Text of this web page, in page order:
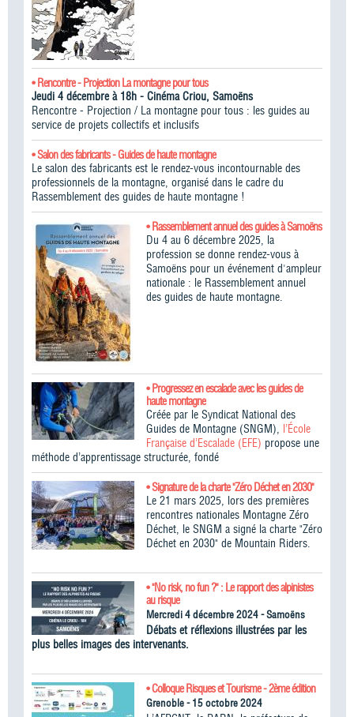
• Rencontre - Projection La montagne pour tous
Jeudi 4 décembre à 18h - Cinéma Criou, Samoëns
Rencontre - Projection / La montagne pour tous : les guides au
service de projets collectifs et inclusifs
• Salon des fabricants - Guides de haute montagne
Le salon des fabricants est le rendez-vous incontournable des
professionnels de la montagne, organisé dans le cadre du
Rassemblement des guides de haute montagne !​
• Rassemblement annuel des guides à Samoëns
Du 4 au 6 décembre 2025, la
profession se donne rendez-vous à
Samoëns pour un événement d'ampleur
nationale : le Rassemblement annuel
des guides de haute montagne.
• Progressez en escalade avec les guides de
haute montagne
Créée par le Syndicat National des
Guides de Montagne (SNGM), l’École
Française d’Escalade (EFE) propose une
méthode d’apprentissage structurée, fondé
• Signature de la charte "Zéro Déchet en 2030"
Le 21 mars 2025, lors des premières
rencontres nationales Montagne Zéro
Déchet, le SNGM a signé la charte "Zéro
Déchet en 2030" de Mountain Riders.
• "No risk, no fun ?" : Le rapport des alpinistes
au risque
Mercredi 4 décembre 2024 - Samoëns
Débats et réflexions illustrées par les
plus belles images des intervenants.
• Colloque Risques et Tourisme - 2ème édition
Grenoble - 15 octobre 2024